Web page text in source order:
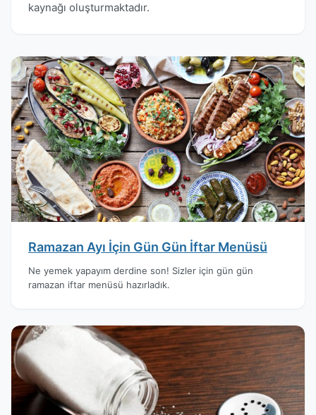
kaynağı oluşturmaktadır.
Ramazan Ayı İçin Gün Gün İftar Menüsü
Ne yemek yapayım derdine son! Sizler için gün gün
ramazan iftar menüsü hazırladık.